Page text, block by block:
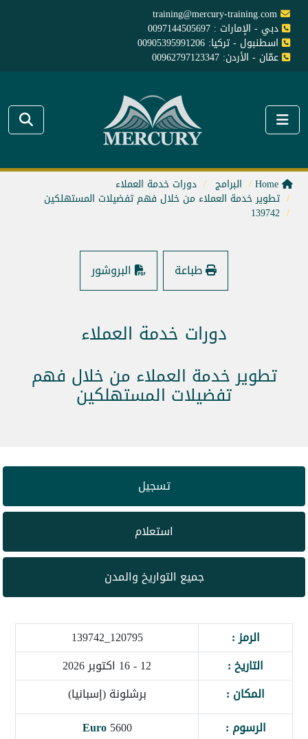
training@mercury-training.com
دبي - الإمارات : 0097144505697
اسطنبول - تركيا: 00905395991206
عمّان - الأردن: 00962797123347
البرامج دورات خدمة العملاء
تطوير خدمة العملاء من خلال فهم تفضيلات المستهلكين
139742
طباعة البروشور
دورات خدمة العملاء
تطوير خدمة العملاء من خلال فهم
تفضيلات المستهلكين
تسجيل
استعلام
جميع التواريخ والمدن
الرمز :
120795_139742
التاريخ :
12 - 16 اكتوبر 2026
المكان :
برشلونة (إسبانيا)
الرسوم :
5600
Euro